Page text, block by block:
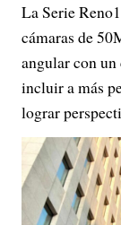
La Serie
cámaras de
angular con
incluir a más
lograr